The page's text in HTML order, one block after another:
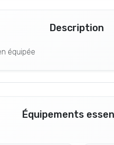
Description
équipée
Équipements